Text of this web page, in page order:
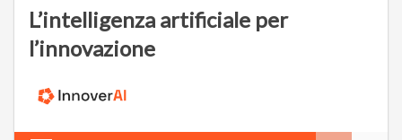
L’intelligenza artificiale per
l’innovazione